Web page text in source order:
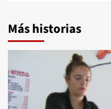
Más historias